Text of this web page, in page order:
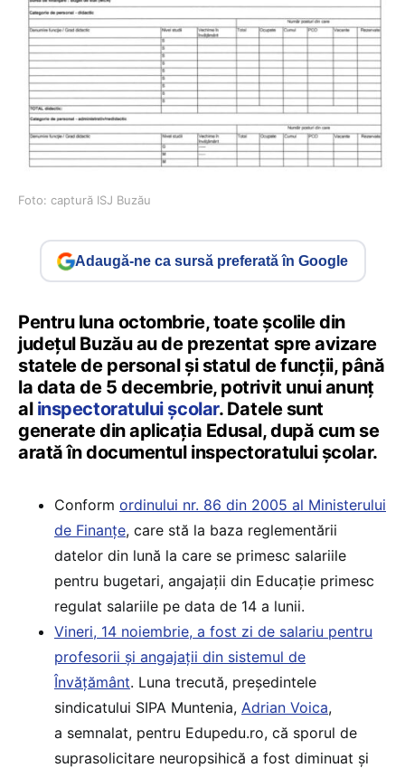
Foto: captură ISJ Buzău
Adaugă-ne ca sursă preferată în Google
Pentru luna octombrie, toate școlile din
județul Buzău au de prezentat spre avizare
statele de personal și statul de funcții, până
la data de 5 decembrie, potrivit unui anunț
al inspectoratului școlar. Datele sunt
generate din aplicația Edusal, după cum se
arată în documentul inspectoratului școlar.
Conform ordinului nr. 86 din 2005 al Ministerului
de Finanțe, care stă la baza reglementării
datelor din lună la care se primesc salariile
pentru bugetari, angajații din Educație primesc
regulat salariile pe data de 14 a lunii.
Vineri, 14 noiembrie, a fost zi de salariu pentru
profesorii și angajații din sistemul de
Învățământ. Luna trecută, președintele
sindicatului SIPA Muntenia, Adrian Voica,
a semnalat, pentru Edupedu.ro, că sporul de
suprasolicitare neuropsihică a fost diminuat și